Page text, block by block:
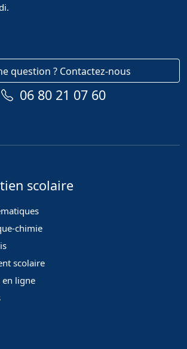
question ? Contactez-nous
06 80 21 07 60
scolaire
chimie
scolaire
en ligne